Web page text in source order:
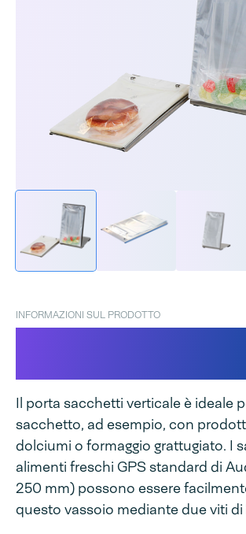
INFORMAZIONI SUL PRODOTTO
Il porta sacchetti verticale è ideale
sacchetto, ad esempio, con
dolciumi o formaggio grattugiato. I
alimenti freschi GPS standard di
250 mm) possono essere
questo vassoio mediante due viti di